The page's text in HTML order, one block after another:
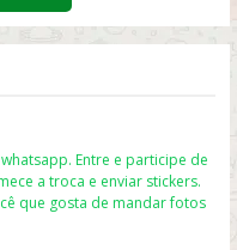
Entre e participe de
a troca e enviar stickers.
que gosta de mandar fotos
há